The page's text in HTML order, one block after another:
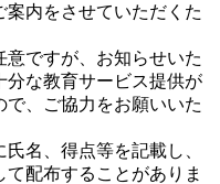
内をさせていただくた
ですが、お知らせいた
分な教育サービス提供が
、ご協力をお願いいた
名、得点等を記載し、
配布することがありま